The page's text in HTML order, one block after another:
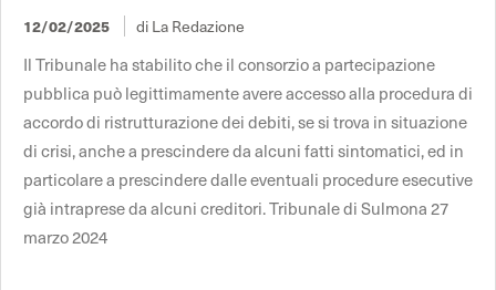
12/02/2025 di La Redazione
Il Tribunale ha stabilito che il consorzio a partecipazione
pubblica può legittimamente avere accesso alla procedura di
accordo di ristrutturazione dei debiti, se si trova in situazione
di crisi, anche a prescindere da alcuni fatti sintomatici, ed in
particolare a prescindere dalle eventuali procedure esecutive
già intraprese da alcuni creditori. Tribunale di Sulmona 27
marzo 2024